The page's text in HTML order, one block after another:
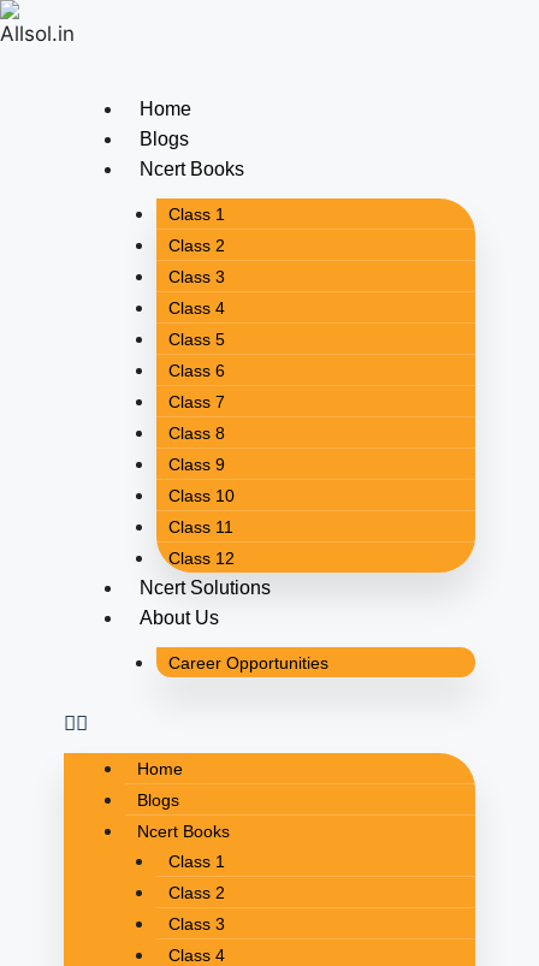
Home
Blogs
Ncert Books
Class 1
Class 2
Class 3
Class 4
Class 5
Class 6
Class 7
Class 8
Class 9
Class 10
Class 11
Class 12
Ncert Solutions
About Us
Career Opportunities
Home
Blogs
Ncert Books
Class 1
Class 2
Class 3
Class 4